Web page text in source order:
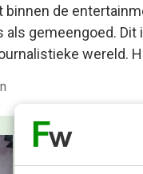
de
gemeengoed.
wereld.